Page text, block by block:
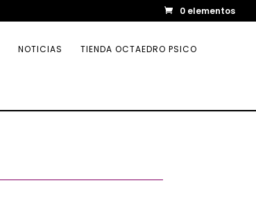
0 elementos
NOTICIAS TIENDA OCTAEDRO PSICO